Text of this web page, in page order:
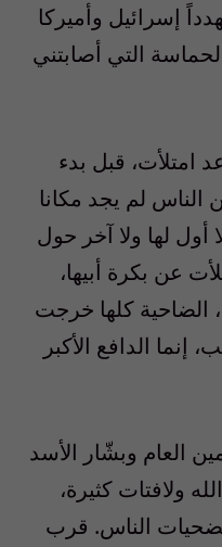
إسرائيل وأميركا
التي أصابتني
امتلأت، قبل بدء
الناس لم يجد مكانا
لها ولا آخر حول
عن بكرة أبيها،
الضاحية كلها خرجت
الدافع الأكبر
العام وبشّار الأسد
ولافتات كثيرة،
الناس. قرب